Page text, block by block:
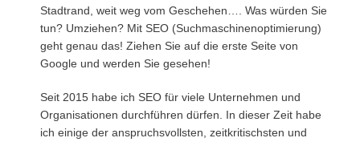
Stadtrand, weit weg vom Geschehen…. Was würden Sie
tun? Umziehen? Mit SEO (Suchmaschinen­optimierung)
geht genau das! Ziehen Sie auf die erste Seite von
Google und werden Sie gesehen!
Seit 2015 habe ich SEO für viele Unternehmen und
Organisationen durchführen dürfen. In dieser Zeit habe
ich einige der anspruchsvollsten, zeitkritischsten und